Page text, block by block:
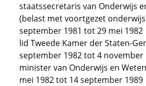
staatssecretaris van Onderwijs
(belast met voortgezet
september 1981 tot 29 mei 1982
lid Tweede Kamer der Staten-
september 1982 tot 4 november
minister van Onderwijs en
mei 1982 tot 14 september 1989